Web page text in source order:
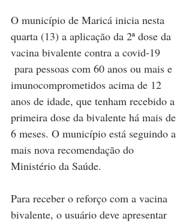
O município de Maricá inicia nesta
quarta (13) a aplicação da 2ª dose da
vacina bivalente contra a covid-19
para pessoas com 60 anos ou mais e
imunocomprometidos acima de 12
anos de idade, que tenham recebido a
primeira dose da bivalente há mais de
6 meses. O município está seguindo a
mais nova recomendação do
Ministério da Saúde.
Para receber o reforço com a vacina
bivalente, o usuário deve apresentar